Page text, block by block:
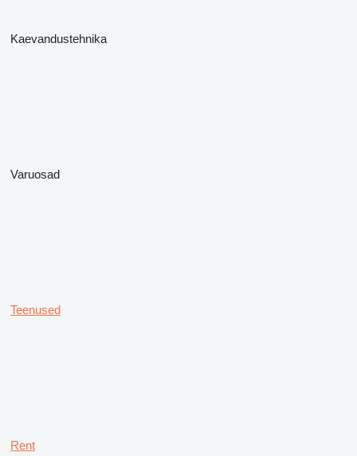
Kaevandustehnika
Varuosad
Teenused
Rent